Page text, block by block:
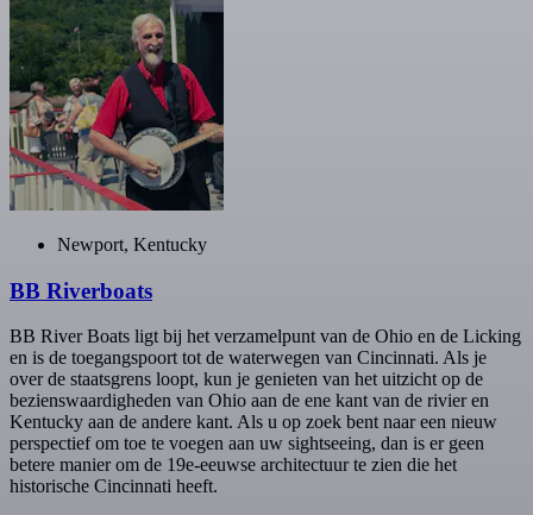
Newport, Kentucky
BB Riverboats
BB River Boats ligt bij het verzamelpunt van de Ohio en de Licking
en is de toegangspoort tot de waterwegen van Cincinnati. Als je
over de staatsgrens loopt, kun je genieten van het uitzicht op de
bezienswaardigheden van Ohio aan de ene kant van de rivier en
Kentucky aan de andere kant. Als u op zoek bent naar een nieuw
perspectief om toe te voegen aan uw sightseeing, dan is er geen
betere manier om de 19e-eeuwse architectuur te zien die het
historische Cincinnati heeft.